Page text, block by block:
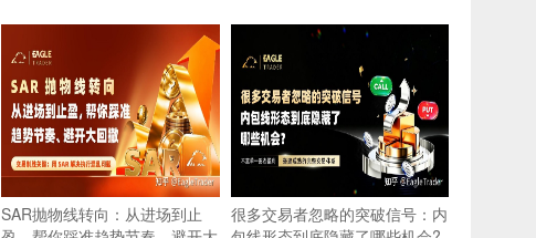
SAR抛物线转向：从进场到止
很多交易者忽略的突破信号：内